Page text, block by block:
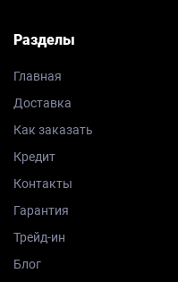
Разделы
Главная
Доставка
Как заказать
Кредит
Контакты
Гарантия
Трейд-ин
Блог